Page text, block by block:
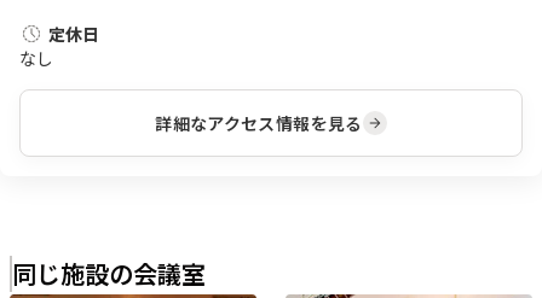
定休日
なし
詳細なアクセス情報を見る
同じ施設の会議室